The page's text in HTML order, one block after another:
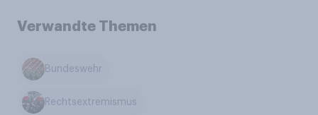
Verwandte Themen
Bundeswehr
Rechtsextremismus